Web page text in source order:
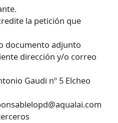
la petición que
documento adjunto
dirección y/o correo
Gaudi nº 5 Elcheo